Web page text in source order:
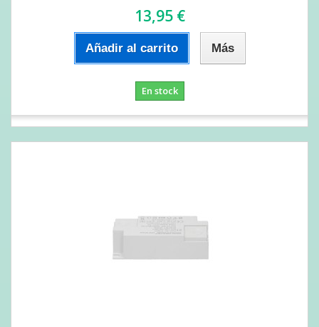
13,95 €
Añadir al carrito Más
En stock